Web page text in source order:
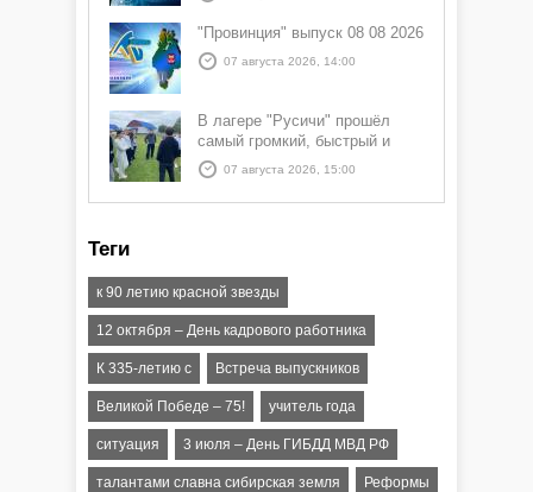
"Провинция" выпуск 08 08 2026
07 августа 2026, 14:00
В лагере "Русичи" прошёл
самый громкий, быстрый и
азартный час дня — Спортчас
07 августа 2026, 15:00
Теги
к 90 летию красной звезды
12 октября – День кадрового работника
К 335-летию с Встреча выпускников
Великой Победе – 75! учитель года
ситуация 3 июля – День ГИБДД МВД РФ
талантами славна сибирская земля Реформы